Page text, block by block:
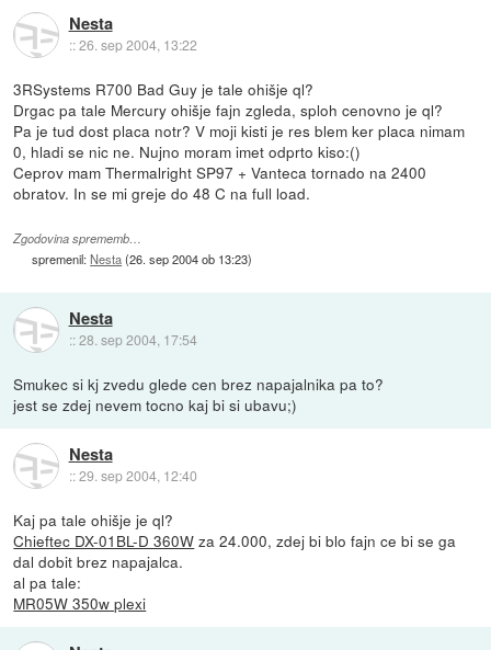
Nesta
::26. sep 2004, 13:22
3RSystems R700 Bad Guy je tale ohišje ql?
Drgac pa tale Mercury ohišje fajn zgleda, sploh cenovno je ql?
Pa je tud dost placa notr? V moji kisti je res blem ker placa nimam
0, hladi se nic ne. Nujno moram imet odprto kiso:()
Ceprov mam Thermalright SP97 + Vanteca tornado na 2400
obratov. In se mi greje do 48 C na full load.
Zgodovina sprememb…
spremenil:Nesta(26. sep 2004 ob 13:23)
Nesta
::28. sep 2004, 17:54
Smukec si kj zvedu glede cen brez napajalnika pa to?
jest se zdej nevem tocno kaj bi si ubavu;)
Nesta
::29. sep 2004, 12:40
Kaj pa tale ohišje je ql?
Chieftec DX-01BL-D 360W za 24.000, zdej bi blo fajn ce bi se ga
dal dobit brez napajalca.
al pa tale:
MR05W 350w plexi